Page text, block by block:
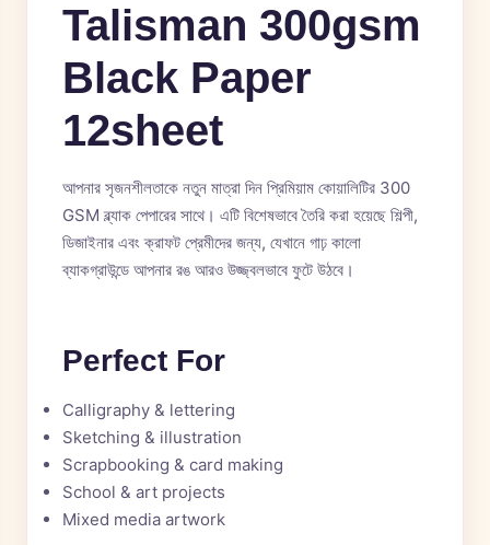
Talisman 300gsm
Black Paper
12sheet
আপনার সৃজনশীলতাকে নতুন মাত্রা দিন প্রিমিয়াম কোয়ালিটির 300
GSM ব্ল্যাক পেপারের সাথে। এটি বিশেষভাবে তৈরি করা হয়েছে শিল্পী,
ডিজাইনার এবং ক্রাফট প্রেমীদের জন্য, যেখানে গাঢ় কালো
ব্যাকগ্রাউন্ডে আপনার রঙ আরও উজ্জ্বলভাবে ফুটে উঠবে।
Perfect For
Calligraphy & lettering
Sketching & illustration
Scrapbooking & card making
School & art projects
Mixed media artwork